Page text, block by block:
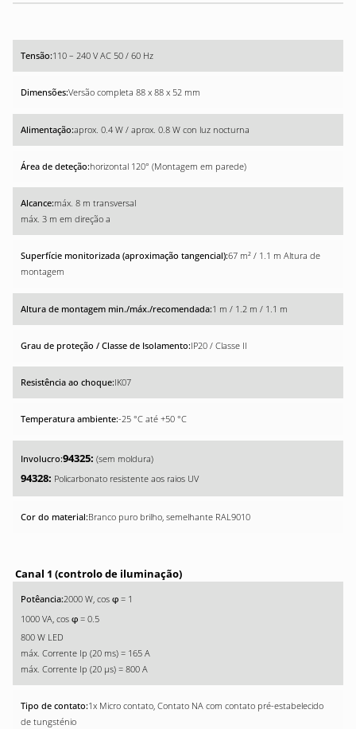
110 – 240 V AC 50 / 60 Hz
Versão completa 88 x 88 x 52 mm
aprox. 0.4 W / aprox. 0.8 W con luz nocturna
horizontal 120° (Montagem em parede)
máx. 8 m transversal
máx. 3 m em direção a
67 m² / 1.1 m Altura de
montagem
1 m / 1.2 m / 1.1 m
IP20 / Classe II
IK07
-25 °C até +50 °C
94325: (sem moldura)
94328: Policarbonato resistente aos raios UV
Branco puro brilho, semelhante RAL9010
Canal 1 (controlo de iluminação)
2000 W, cos φ = 1
1000 VA, cos φ = 0.5
800 W LED
máx. Corrente Ip (20 ms) = 165 A
máx. Corrente Ip (20 µs) = 800 A
1x Micro contato, Contato NA com contato pré-estabelecido
de tungsténio